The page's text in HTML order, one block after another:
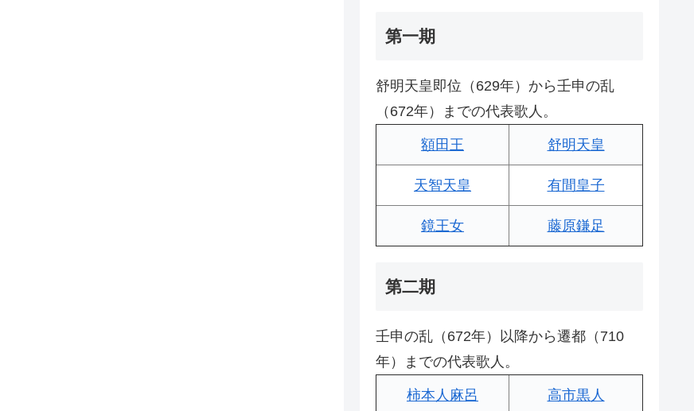
第一期
舒明天皇即位（629年）から壬申の乱
（672年）までの代表歌人。
額田王 舒明天皇
天智天皇 有間皇子
鏡王女 藤原鎌足
第二期
壬申の乱（672年）以降から遷都（710
年）までの代表歌人。
柿本人麻呂 高市黒人